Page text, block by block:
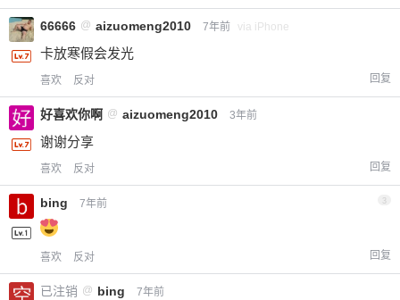
66666 @ aizuomeng2010 7年前 via iPhone
卡放寒假会发光
喜欢 反对 回复
好喜欢你啊 @ aizuomeng2010 3年前
谢谢分享
喜欢 反对 回复
bing 7年前 3
喜欢 反对 回复
已注销 @ bing 7年前